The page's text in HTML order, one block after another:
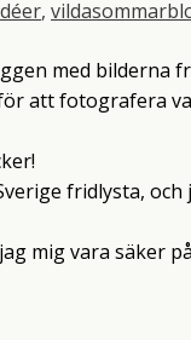
,
med bilderna
att fotografera
fridlysta,
mig vara säker